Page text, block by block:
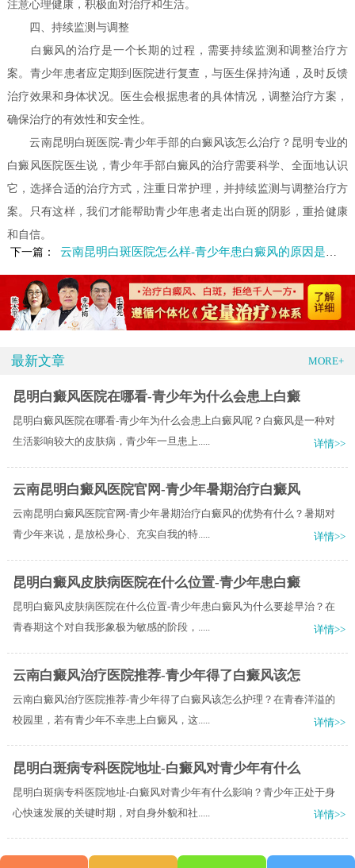
注意心理健康，积极面对治疗和生活。
四、持续监测与调整
白癜风的治疗是一个长期的过程，需要持续监测和调整治疗方
案。青少年患者应定期到医院进行复查，与医生保持沟通，及时反馈
治疗效果和身体状况。医生会根据患者的具体情况，调整治疗方案，
确保治疗的有效性和安全性。
云南昆明白斑医院-青少年手部的白癜风该怎么治疗？昆明专业的
白癜风医院医生说，青少年手部白癜风的治疗需要科学、全面地认识
它，选择合适的治疗方式，注重日常护理，并持续监测与调整治疗方
案。只有这样，我们才能帮助青少年患者走出白斑的阴影，重拾健康
和自信。
下一篇：
云南昆明白斑医院怎么样-青少年患白癜风的原因是什么
最新文章 MORE+
昆明白癜风医院在哪看-青少年为什么会患上白癜
昆明白癜风医院在哪看-青少年为什么会患上白癜风呢？白癜风是一种对
生活影响较大的皮肤病，青少年一旦患上.....
详情>>
云南昆明白癜风医院官网-青少年暑期治疗白癜风
云南昆明白癜风医院官网-青少年暑期治疗白癜风的优势有什么？暑期对
青少年来说，是放松身心、充实自我的特.....
详情>>
昆明白癜风皮肤病医院在什么位置-青少年患白癜
昆明白癜风皮肤病医院在什么位置-青少年患白癜风为什么要趁早治？在
青春期这个对自我形象极为敏感的阶段，.....
详情>>
云南白癜风治疗医院推荐-青少年得了白癜风该怎
云南白癜风治疗医院推荐-青少年得了白癜风该怎么护理？在青春洋溢的
校园里，若有青少年不幸患上白癜风，这.....
详情>>
昆明白斑病专科医院地址-白癜风对青少年有什么
昆明白斑病专科医院地址-白癜风对青少年有什么影响？青少年正处于身
心快速发展的关键时期，对自身外貌和社.....
详情>>